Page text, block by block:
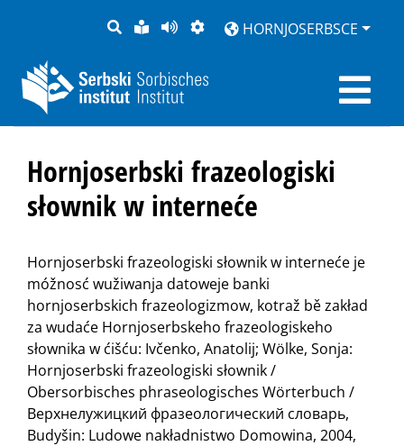
PYTANJE
LOCHKA
RĚČ
STRONU
PŘEDČITAĆ
ZWOBRAZNJENJE
HORNJOSERBSCE
Hornjoserbski frazeologiski
słownik w interneće
Hornjoserbski frazeologiski słownik w interneće je
móžnosć wužiwanja datoweje banki
hornjoserbskich frazeologizmow, kotraž bě zakład
za wudaće Hornjoserbskeho frazeologiskeho
słownika w ćišću: Ivčenko, Anatolij; Wölke, Sonja:
Hornjoserbski frazeologiski słownik /
Obersorbisches phraseologisches Wörterbuch /
Верхнелужицкий фразеологический словарь,
Budyšin: Ludowe nakładnistwo Domowina, 2004,